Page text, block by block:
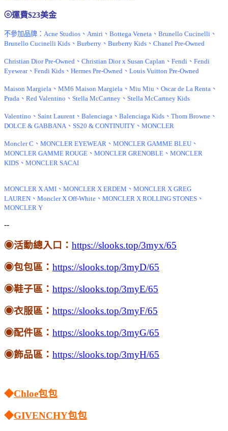
⦾運費$23美金
不參加品牌：Acne Studios、Amiri、Bottega Veneta、Brunello Cucinelli、
Brunello Cucinelli Kids、Burberry、Burberry Kids、Chanel Pre-Owned
Christian Dior Pre-Owned、Christian Dior x Susan Caplan、Fendi、Fendi
Eyewear、Fendi Kids、Hermes Pre-Owned、Louis Vuitton Pre-Owned
Maison Margiela、MM6 Maison Margiela、Miu Miu、Oscar de La Renta、
Prada、Red Valentino、Stella McCartney、Stella McCartney Kids
Valentino、Saint Laurent、Balenciaga、Balenciaga Kids、Thom Browne、
DOLCE & GABBANA、SS20 & CONTINUITY、MONCLER
Moncler C、MONCLER EYEWEAR、MONCLER GAMME BLEU、
MONCLER GAMME ROUGE、MONCLER GRENOBLE、MONCLER
KIDS、MONCLER SACAI
MONCLER X AMI、MONCLER X ERDEM、MONCLER X GREG
LAUREN、Moncler X Off-White、MONCLER X ROLLING STONES、
MONCLER Y
--
◉活動總入口： https://slooks.top/3myx/65
◉包包區： https://slooks.top/3myD/65
◉鞋子區： https://slooks.top/3myE/65
◉衣服區： https://slooks.top/3myF/65
◉配件區： https://slooks.top/3myG/65
◉飾品區： https://slooks.top/3myH/65
◆Chloe包包
◆GIVENCHY包包